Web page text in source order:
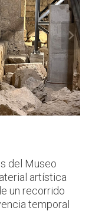
del Museo
artística
un recorrido
temporal